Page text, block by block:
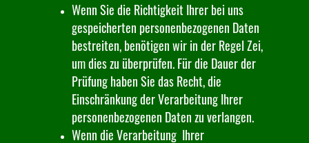
Wenn Sie die Richtigkeit Ihrer bei uns
gespeicherten personenbezogenen Daten
bestreiten, benötigen wir in der Regel Zei,
um dies zu überprüfen. Für die Dauer der
Prüfung haben Sie das Recht, die
Einschränkung der Verarbeitung Ihrer
personenbezogenen Daten zu verlangen.
Wenn die Verarbeitung Ihrer